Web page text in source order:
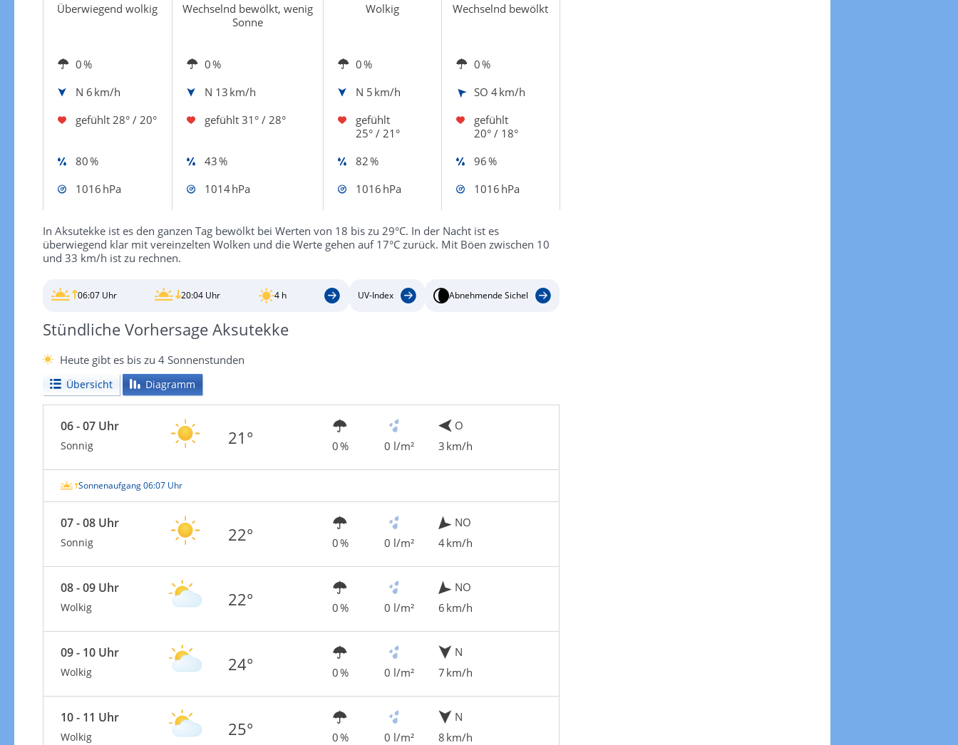
Überwiegend wolkig
Wechselnd bewölkt, wenig
Sonne
Wolkig Wechselnd bewölkt
0 % 0 % 0 %
0 %
N 6 km/h N 13 km/h N 5 km/h SO 4 km/h
gefühlt 28° / 20° gefühlt 31° / 28°
gefühlt
25° / 21°
gefühlt
20° / 18°
80 %
43 % 82 %
96 %
1016 hPa
1014 hPa 1016 hPa 1016 hPa
In Aksutekke ist es den ganzen Tag bewölkt bei Werten von 18 bis zu 29°C. In der Nacht ist es
überwiegend klar mit vereinzelten Wolken und die Werte gehen auf 17°C zurück. Mit Böen zwischen 10
und 33 km/h ist zu rechnen.
06:07 Uhr 20:04 Uhr 4 h UV-Index Abnehmende Sichel
Stündliche Vorhersage Aksutekke
Heute gibt es bis zu 4 Sonnenstunden
Übersicht Diagramm
06 - 07 Uhr
Sonnig 21° 0 % 0 l/m²
O
3 km/h
Sonnenaufgang 06:07 Uhr
07 - 08 Uhr
Sonnig 22° 0 % 0 l/m²
NO
4 km/h
08 - 09 Uhr
Wolkig 22° 0 % 0 l/m²
NO
6 km/h
09 - 10 Uhr
Wolkig 24° 0 % 0 l/m²
N
7 km/h
10 - 11 Uhr
Wolkig 25° 0 % 0 l/m²
N
8 km/h